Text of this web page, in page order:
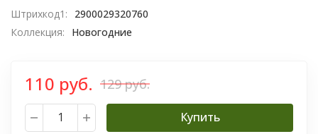
Штрихкод1:
2900029320760
Коллекция:
Новогодние
110 руб. 129 руб.
Купить